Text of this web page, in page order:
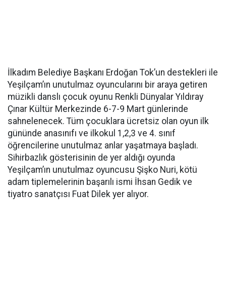
İlkadım Belediye Başkanı Erdoğan Tok’un destekleri ile
Yeşilçam’ın unutulmaz oyuncularını bir araya getiren
müzikli danslı çocuk oyunu Renkli Dünyalar Yıldıray
Çınar Kültür Merkezinde 6-7-9 Mart günlerinde
sahnelenecek. Tüm çocuklara ücretsiz olan oyun ilk
gününde anasınıfı ve ilkokul 1,2,3 ve 4. sınıf
öğrencilerine unutulmaz anlar yaşatmaya başladı.
Sihirbazlık gösterisinin de yer aldığı oyunda
Yeşilçam’ın unutulmaz oyuncusu Şişko Nuri, kötü
adam tiplemelerinin başarılı ismi İhsan Gedik ve
tiyatro sanatçısı Fuat Dilek yer alıyor.